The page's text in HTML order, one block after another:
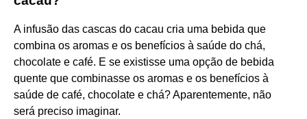
A infusão das cascas do cacau cria uma bebida que
combina os aromas e os benefícios à saúde do chá,
chocolate e café. E se existisse uma opção de bebida
quente que combinasse os aromas e os benefícios à
saúde de café, chocolate e chá? Aparentemente, não
será preciso imaginar.